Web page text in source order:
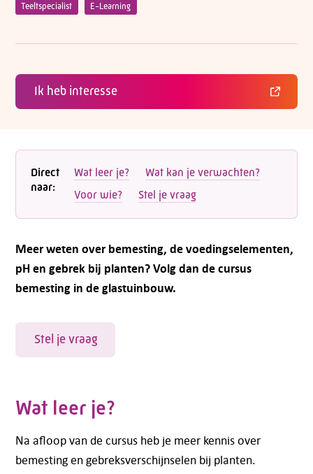
Teeltspecialist E-Learning
Ik heb interesse
Direct
naar:
Wat leer je?
Wat kan je verwachten?
Voor wie?
Stel je vraag
Meer weten over bemesting, de voedingselementen,
pH en gebrek bij planten? Volg dan de cursus
bemesting in de glastuinbouw.
Stel je vraag
Wat leer je?
Na afloop van de cursus heb je meer kennis over
bemesting en gebreksverschijnselen bij planten.